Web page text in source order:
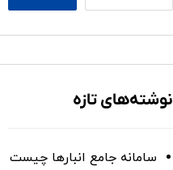
نوشته‌های تازه
سامانه جامع انبارها چیست